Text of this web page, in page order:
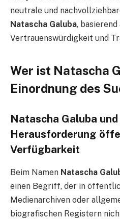
neutrale und
Natascha Galuba,
Vertrauenswürdigkeit und
Wer ist Natascha
Einordnung des
Natascha Galuba und
Herausforderung
Verfügbarkeit
Beim Namen Natascha
einen Begriff, der in
Medienarchiven oder
biografischen Registern